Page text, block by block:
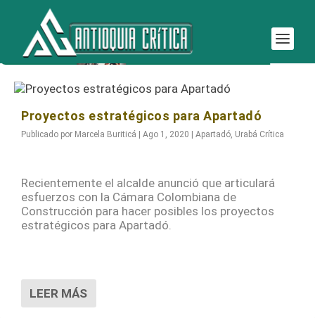
Etiqueta:
Proyectos estratégicos para Apartadó
Publicado por Marcela Buriticá | Ago 1, 2020 | Apartadó Urabá Crítica
Recientemente el alcalde anunció que articulará
esfuerzos con la Cámara Colombiana de
Construcción para hacer posibles los proyectos
estratégicos para Apartadó.
LEER MÁS